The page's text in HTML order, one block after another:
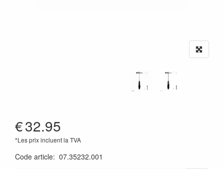
€32.95
*Les prix incluent la TVA
Code article: 07.35232.001